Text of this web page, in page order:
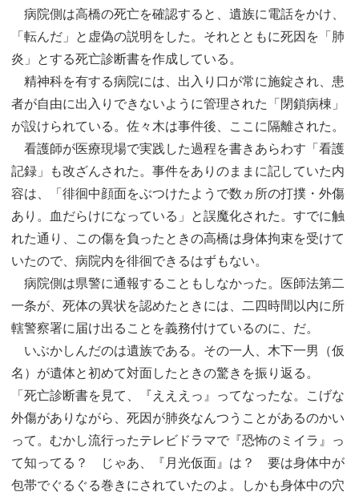
病院側は高橋の死亡を確認すると、遺族に電話をかけ、
「転んだ」と虚偽の説明をした。それとともに死因を「肺
炎」とする死亡診断書を作成している。
精神科を有する病院には、出入り口が常に施錠され、患
者が自由に出入りできないように管理された「閉鎖病棟」
が設けられている。佐々木は事件後、ここに隔離された。
看護師が医療現場で実践した過程を書きあらわす「看護
記録」も改ざんされた。事件をありのままに記していた内
容は、「徘徊中顔面をぶつけたようで数ヵ所の打撲・外傷
あり。血だらけになっている」と誤魔化された。すでに触
れた通り、この傷を負ったときの高橋は身体拘束を受けて
いたので、病院内を徘徊できるはずもない。
病院側は県警に通報することもしなかった。医師法第二
一条が、死体の異状を認めたときには、二四時間以内に所
轄警察署に届け出ることを義務付けているのに、だ。
いぶかしんだのは遺族である。その一人、木下一男（仮
名）が遺体と初めて対面したときの驚きを振り返る。
「死亡診断書を見て、『えええっ』ってなったな。こげな
外傷がありながら、死因が肺炎なんつうことがあるのかい
って。むかし流行ったテレビドラマで『恐怖のミイラ』っ
て知ってる？ じゃあ、『月光仮面』は？ 要は身体中が
包帯でぐるぐる巻きにされていたのよ。しかも身体中の穴